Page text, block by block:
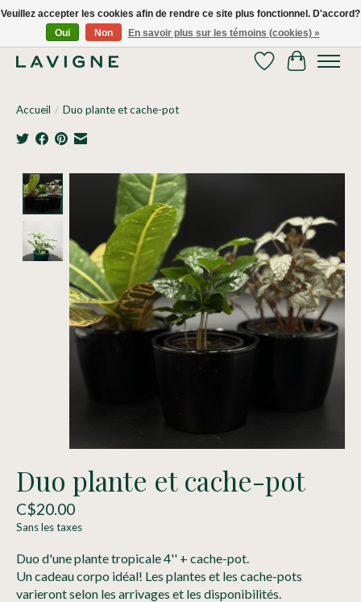
Nous livrons tous les jours dans le Grand Montréal! 514.521.0118
Liste de souhaits
Panier
Accueil / Duo plante et cache-pot
Product image slideshow Items
Duo plante et cache-pot
C$20.00
Sans les taxes
Duo d'une plante tropicale 4'' + cache-pot.
Un cadeau corpo idéal! Les plantes et les cache-pots
varieront selon les arrivages et les disponibilités.
Veuillez accepter les cookies afin de rendre ce site plus fonctionnel. D'accord?
Oui
Non En savoir plus sur les témoins (cookies) »